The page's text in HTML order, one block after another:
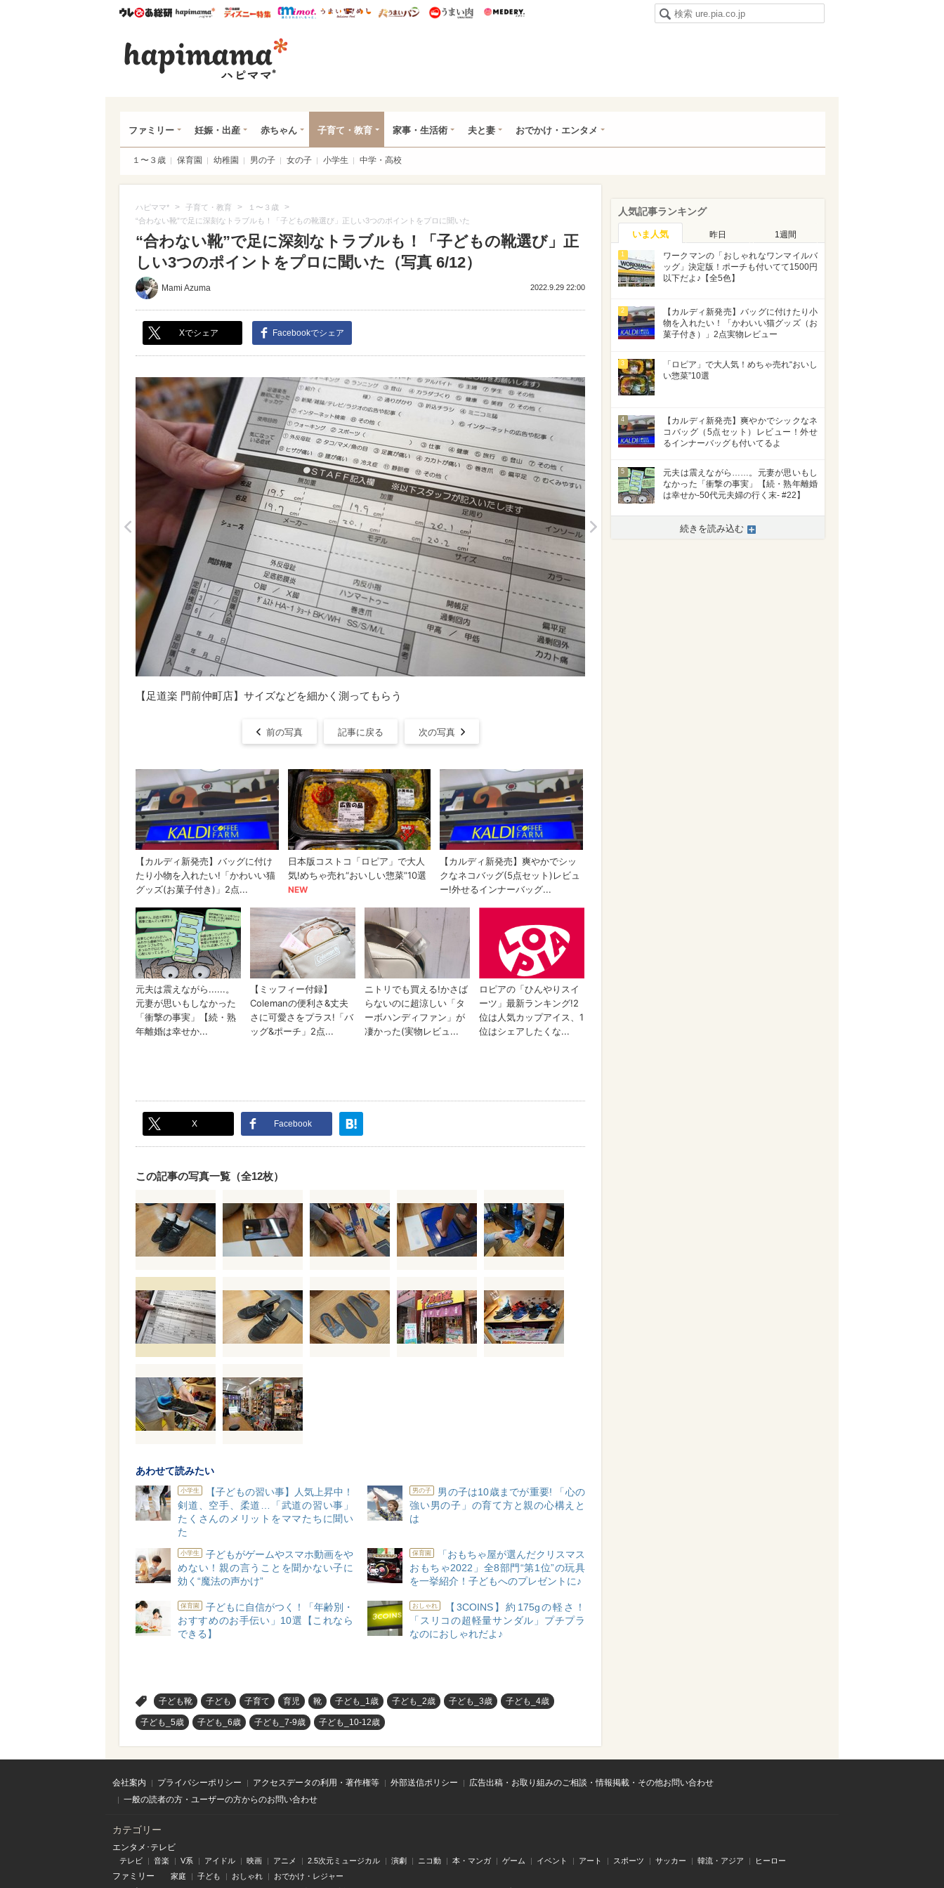
ウレぴあ総研ハピママ* ウレぴあ総研 ディズニー特集
mimot. うまいめし うまいパン うまい肉
ファミリー 妊娠・出産 赤ちゃん 子育て・教育 家事・生活術 夫と妻 おでかけ・エンタメ
１〜３歳 保育園 幼稚園 男の子 女の子 小学生 中学・高校
ハピママ* > 子育て・教育 > １〜３歳 >
“合わない靴”で足に深刻なトラブルも！「子どもの靴選び」正しい3つのポイントをプロに聞いた
“合わない靴”で足に深刻なトラブルも！「子どもの靴選び」正
しい3つのポイントをプロに聞いた（写真 6/12）
Mami Azuma 2022.9.29 22:00
Xでシェア Facebookでシェア
【足道楽 門前仲町店】サイズなどを細かく測ってもらう
前の写真 記事に戻る 次の写真
X Facebook
この記事の写真一覧（全12枚）
あわせて読みたい
小学生
【子どもの習い事】人気上昇中！
剣道、空手、柔道…「武道の習い事」
たくさんのメリットをママたちに聞い
た
男の子
男の子は10歳までが重要! 「心の
強い男の子」の育て方と親の心構えと
は
小学生
子どもがゲームやスマホ動画をや
めない！親の言うことを聞かない子に
効く“魔法の声かけ”
保育園
「おもちゃ屋が選んだクリスマス
おもちゃ2022」全8部門“第1位”の玩具
を一挙紹介！子どもへのプレゼントに♪
保育園
子どもに自信がつく！「年齢別・
おすすめのお手伝い」10選【これなら
できる】
おしゃれ
【3COINS】約175gの軽さ！
「スリコの超軽量サンダル」プチプラ
なのにおしゃれだよ♪
子ども靴 子ども 子育て 育児 靴 子ども_1歳 子ども_2歳 子ども_3歳 子ども_4歳
子ども_5歳 子ども_6歳 子ども_7-9歳 子ども_10-12歳
人気記事ランキング
いま人気 昨日 1週間
1
ワークマンの「おしゃれなワンマイルバ
ッグ」決定版！ポーチも付いてて1500円
以下だよ♪【全5色】
2
【カルディ新発売】バッグに付けたり小
物を入れたい！「かわいい猫グッズ（お
菓子付き）」2点実物レビュー
3
「ロピア」で大人気！めちゃ売れ“おいし
い惣菜”10選
4
【カルディ新発売】爽やかでシックなネ
コバッグ（5点セット）レビュー！外せ
るインナーバッグも付いてるよ
5
元夫は震えながら……。元妻が思いもし
なかった「衝撃の事実」【続・熟年離婚
は幸せか-50代元夫婦の行く末- #22】
続きを読み込む
会社案内 プライバシーポリシー アクセスデータの利用・著作権等 外部送信ポリシー
広告出稿・お取り組みのご相談・情報掲載・その他お問い合わせ
一般の読者の方・ユーザーの方からのお問い合わせ
カテゴリー
エンタメ･テレビ
テレビ 音楽 V系 アイドル 映画 アニメ 2.5次元ミュージカル 演劇 ニコ動 本・マンガ ゲーム イベント アート スポーツ サッカー 韓流・アジア ヒーロー
ファミリー 家庭 子ども おしゃれ おでかけ・レジャー